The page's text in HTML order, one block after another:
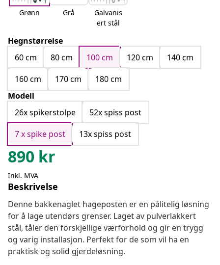
Grønn Grå
Galvanis
ert stål
Hegnstørrelse
60 cm
80 cm 100 cm 120 cm
140 cm
160 cm
170 cm
180 cm
Modell
26x spikerstolpe
52x spiss post
7 x spike post
13x spiss post
890 kr
Inkl. MVA
Beskrivelse
Denne bakkenaglet hageposten er en pålitelig løsning
for å lage utendørs grenser. Laget av pulverlakkert
stål, tåler den forskjellige værforhold og gir en trygg
og varig installasjon. Perfekt for de som vil ha en
praktisk og solid gjerdeløsning.